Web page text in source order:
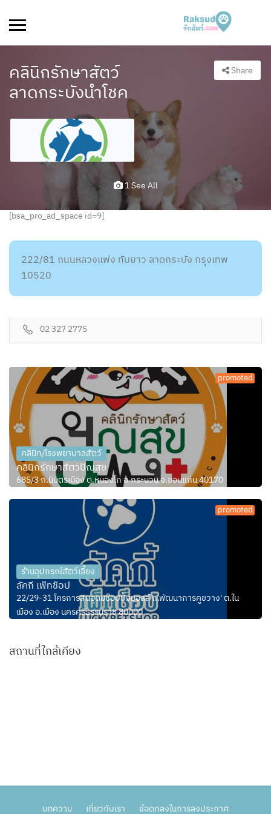
คลินิกรักษาสัตว์
ลาดกระบังนำโชค
Share
1 See All
[bsa_pro_ad_space id=9]
222/81 ถนนหลวงแพ่ง ทับยาว ลาดกระบัง กรุงเทพ
10520
02 327 2775
promoted
คลินิก/โรงพยาบาลสัตว์
คลินิกรักษาสัตว์ปัณสุข
685/3 ถ.นิมิตรเมือง ต.หนองโก อ.กระนวน จ.ขอนแก่น 40170
promoted
ร้านอุปกรณ์สัตว์เลี้ยง
ลัคกี้ เพ็ทช็อป
22/29-31 โครการสินอุดมช๊อปปิ้งมอลล์ ถ.พัฒนาการคูขวาง' ต.ใน
เมือง อ.เมือง นครศรีธรรมราช 80000
สถานที่ใกล้เคียง
บทความ เกี่ยวกับเรา ข้อตกลงในการลงประกาศ